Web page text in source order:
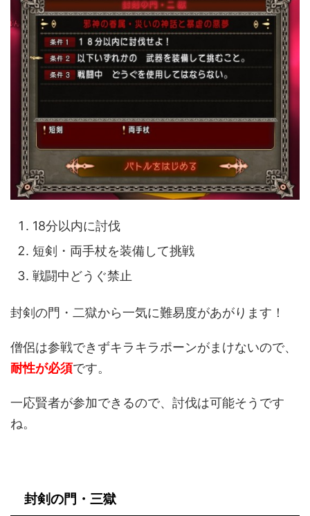
18分以内に討伐
短剣・両手杖を装備して挑戦
戦闘中どうぐ禁止
封剣の門・二獄から一気に難易度があがります！
僧侶は参戦できずキラキラポーンがまけないので、
耐性が必須です。
一応賢者が参加できるので、討伐は可能そうです
ね。
封剣の門・三獄